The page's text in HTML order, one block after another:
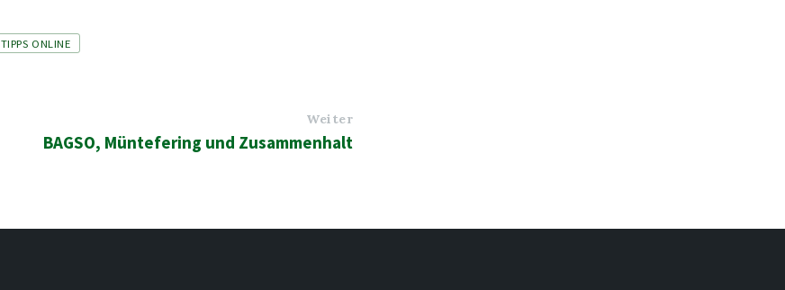
TIPPS ONLINE
Weiter
BAGSO, Müntefering und Zusammenhalt